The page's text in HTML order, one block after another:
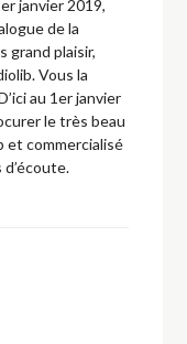
janvier 2019,
de la
grand plaisir,
Vous la
au 1er janvier
le très beau
commercialisé